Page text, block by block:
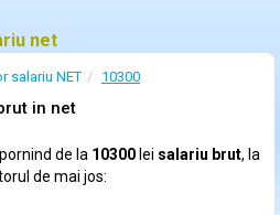
net
salariu NET 10300
in net
de la 10300 lei salariu brut, la
de mai jos: